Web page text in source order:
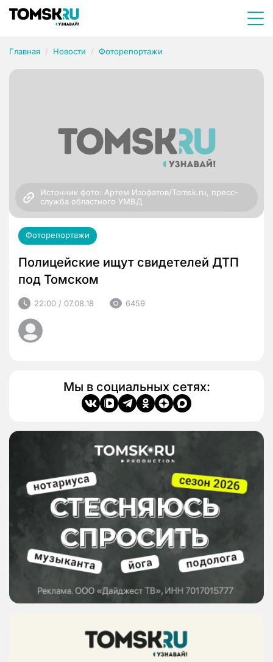
Главная Новости Фоторепортажи
Источник фото: Артем Изофатов/Tomsk.ru, пресс-
служба областного УМВД
Фоторепортажи
Полицейские ищут свидетелей ДТП
под Томском
22:00 / 07.08.18 6459
Мы в социальных сетях: